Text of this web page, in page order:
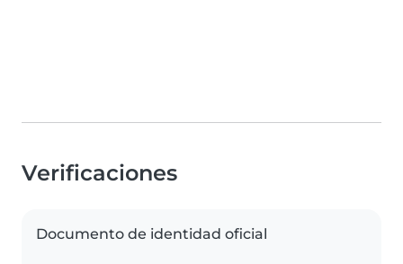
Verificaciones
Documento de identidad oficial